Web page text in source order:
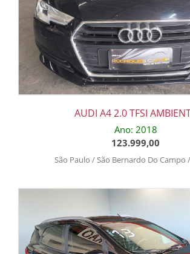
AUDI A4 2.0 TFSI
Ano: 2018
123.999,00
São Paulo / São Bernardo Do Campo